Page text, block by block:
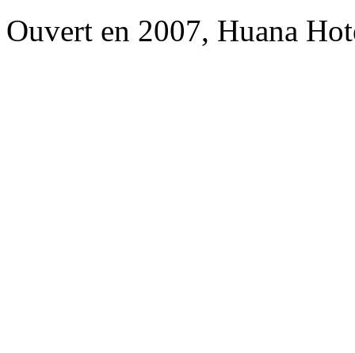
Ouvert en 2007, Huana